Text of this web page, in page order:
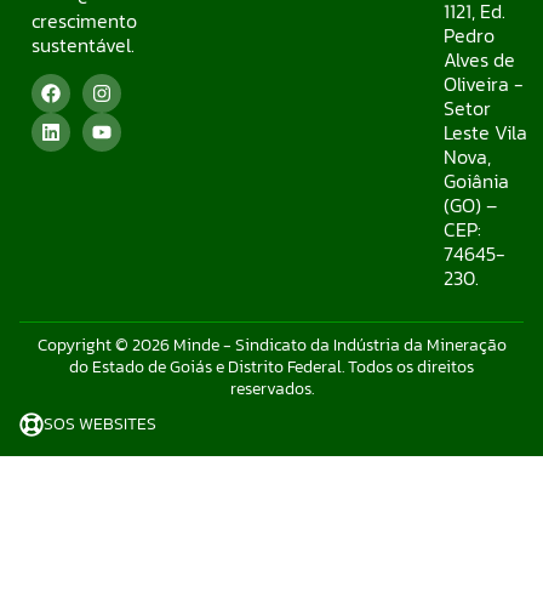
crescimento
sustentável.
1121, Ed.
Pedro
Alves de
Oliveira -
Setor
Leste Vila
Nova,
Goiânia
(GO) –
CEP:
74645-
230.
Copyright © 2026 Minde - Sindicato da Indústria da Mineração
do Estado de Goiás e Distrito Federal. Todos os direitos
reservados.
SOS WEBSITES